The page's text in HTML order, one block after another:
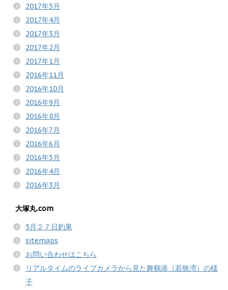
2017年5月
2017年4月
2017年3月
2017年2月
2017年1月
2016年11月
2016年10月
2016年9月
2016年8月
2016年7月
2016年6月
2016年5月
2016年4月
2016年3月
大塚丸.com
5月２７日釣果
sitemaps
お問い合わせはこちら
リアルタイムのライブカメラから見た舞鶴港（若狭湾）の様
子